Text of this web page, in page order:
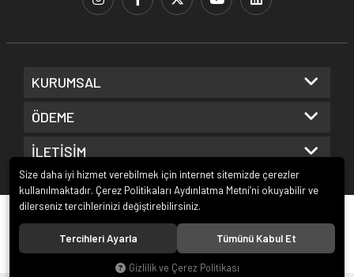
KURUMSAL
ÖDEME
İLETİŞİM
Size daha iyi hizmet verebilmek için internet sitemizde çerezler
kullanılmaktadır. Çerez Politikaları Aydınlatma Metni’ni okuyabilir ve
dilerseniz tercihlerinizi değiştirebilirsiniz.
Tercihleri Ayarla Tümünü Kabul Et
Gizlilik ve Çerez Politikası